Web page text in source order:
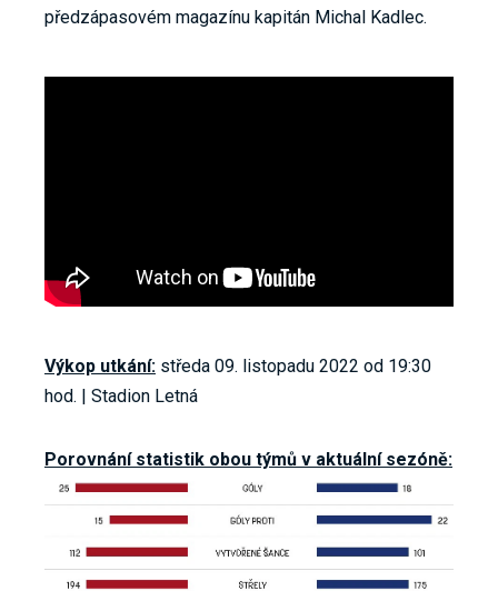
předzápasovém magazínu kapitán Michal Kadlec.
Výkop utkání: středa 09. listopadu 2022 od 19:30
hod. | Stadion Letná
Porovnání statistik obou týmů v aktuální sezóně: